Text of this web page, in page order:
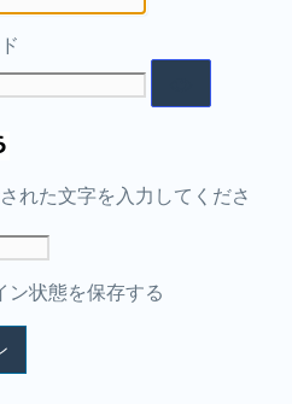
された文字を入力してくださ
ン状態を保存する